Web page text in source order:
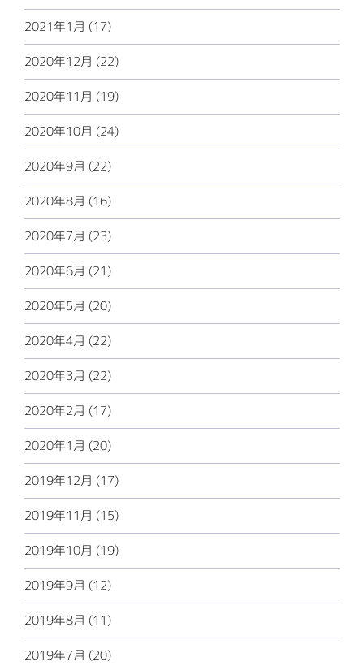
2021年1月 (17)
2020年12月 (22)
2020年11月 (19)
2020年10月 (24)
2020年9月 (22)
2020年8月 (16)
2020年7月 (23)
2020年6月 (21)
2020年5月 (20)
2020年4月 (22)
2020年3月 (22)
2020年2月 (17)
2020年1月 (20)
2019年12月 (17)
2019年11月 (15)
2019年10月 (19)
2019年9月 (12)
2019年8月 (11)
2019年7月 (20)